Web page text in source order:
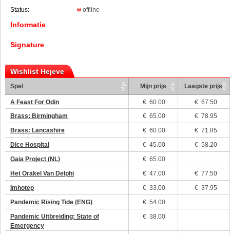
Status:
offline
Informatie
Signature
Wishlist Hejeve
Spel Mijn prijs Laagste prijs
A Feast For Odin €60.00
€ 67.50
Brass: Birmingham
€65.00
€ 78.95
Brass: Lancashire
€60.00
€ 71.85
Dice Hospital
€45.00
€ 58.20
Gaia Project (NL)
€65.00
Het Orakel Van Delphi
€47.00
€ 77.50
Imhotep
€33.00
€ 37.95
Pandemic Rising Tide (ENG)
€54.00
Pandemic Uitbreiding: State of
Emergency
€38.00